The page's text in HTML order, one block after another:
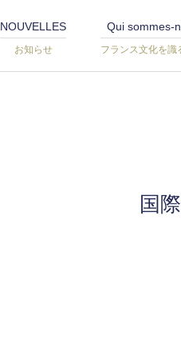
NOUVELLES
お知らせ
Qui sommes-
フランス文化を識
国